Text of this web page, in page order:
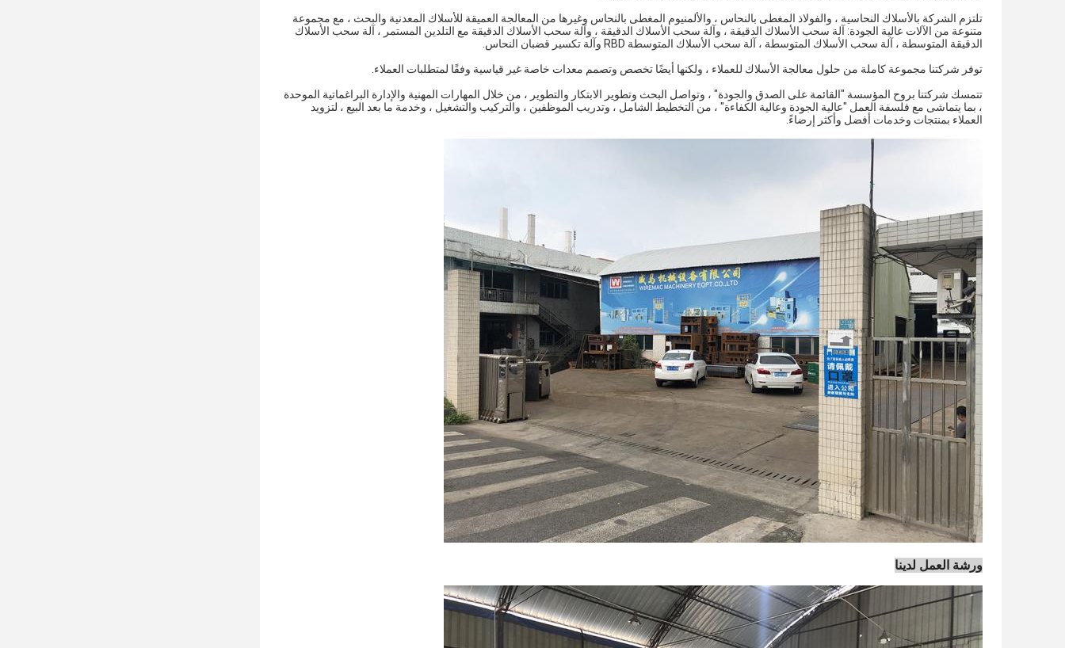
تلتزم الشركة بالأسلاك النحاسية ، والفولاذ المغطى بالنحاس ، والألمنيوم المغطى بالنحاس وغيرها من المعالجة العميقة للأسلاك المعدنية والبحث ، مع مجموعة
متنوعة من الآلات عالية الجودة: آلة سحب الأسلاك الدقيقة ، وآلة سحب الأسلاك الدقيقة ، وآلة سحب الأسلاك الدقيقة مع التلدين المستمر ، آلة سحب الأسلاك
الدقيقة المتوسطة ، آلة سحب الأسلاك المتوسطة ، آلة سحب الأسلاك المتوسطة RBD وآلة تكسير قضبان النحاس.
توفر شركتنا مجموعة كاملة من حلول معالجة الأسلاك للعملاء ، ولكنها أيضًا تخصص وتصمم معدات خاصة غير قياسية وفقًا لمتطلبات العملاء.
تتمسك شركتنا بروح المؤسسة "القائمة على الصدق والجودة" ، وتواصل البحث وتطوير الابتكار والتطوير ، من خلال المهارات المهنية والإدارة البراغماتية الموحدة
، بما يتماشى مع فلسفة العمل "عالية الجودة وعالية الكفاءة" ، من التخطيط الشامل ، وتدريب الموظفين ، والتركيب والتشغيل ، وخدمة ما بعد البيع ، لتزويد
العملاء بمنتجات وخدمات أفضل وأكثر إرضاءً.
ورشة العمل لدينا